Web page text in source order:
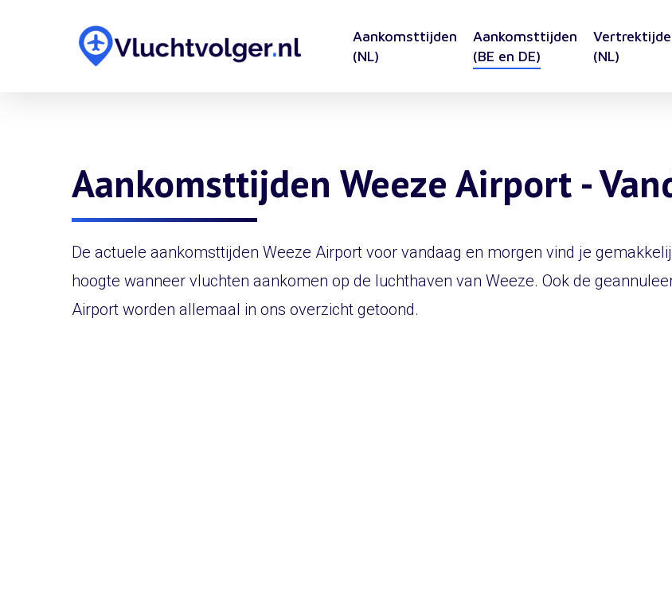
Aankomsttijden
(NL)
Aankomsttijden
(BE en DE)
(NL)
Aankomsttijden Weeze Airport -
De actuele aankomsttijden Weeze Airport voor vandaag en morgen vind je
hoogte wanneer vluchten aankomen op de luchthaven van Weeze. Ook de
Airport worden allemaal in ons overzicht getoond.